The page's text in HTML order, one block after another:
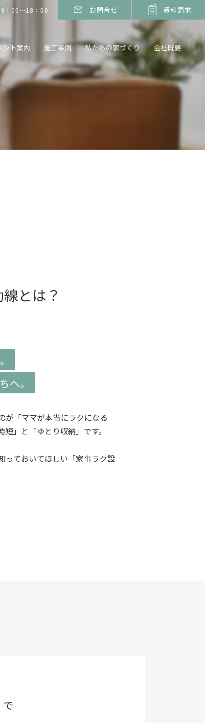
とは？
へ。
が「ママが本当にラクになる
」と「ゆとり収納」です。
っておいてほしい「家事ラク設
ント案内 施工事例 私たちの家づくり 会社概要
：00～18：00 お問合せ 資料請求